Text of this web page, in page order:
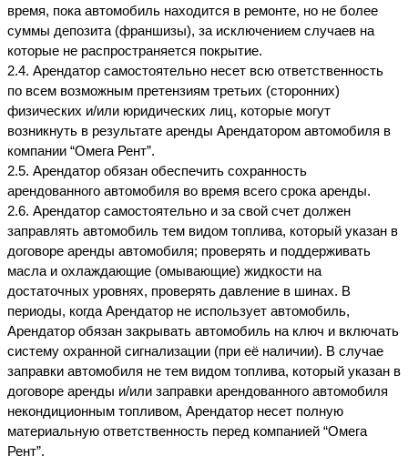
время, пока автомобиль находится в ремонте, но не более
суммы депозита (франшизы), за исключением случаев на
которые не распространяется покрытие.
2.4. Арендатор самостоятельно несет всю ответственность
по всем возможным претензиям третьих (сторонних)
физических и/или юридических лиц, которые могут
возникнуть в результате аренды Арендатором автомобиля в
компании “Омега Рент”.
2.5. Арендатор обязан обеспечить сохранность
арендованного автомобиля во время всего срока аренды.
2.6. Арендатор самостоятельно и за свой счет должен
заправлять автомобиль тем видом топлива, который указан в
договоре аренды автомобиля; проверять и поддерживать
масла и охлаждающие (омывающие) жидкости на
достаточных уровнях, проверять давление в шинах. В
периоды, когда Арендатор не использует автомобиль,
Арендатор обязан закрывать автомобиль на ключ и включать
систему охранной сигнализации (при её наличии). В случае
заправки автомобиля не тем видом топлива, который указан в
договоре аренды и/или заправки арендованного автомобиля
некондиционным топливом, Арендатор несет полную
материальную ответственность перед компанией “Омега
Рент”.